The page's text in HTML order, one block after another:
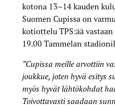
kotona 13–14 kauden
Suomen Cupissa on
kotiottelu TPS:ää vastaan
19.00 Tammelan
”Cupissa meille arvottiin
joukkue, joten hyvä esitys
myös hyvät lähtökohdat
Toivottavasti saadaan